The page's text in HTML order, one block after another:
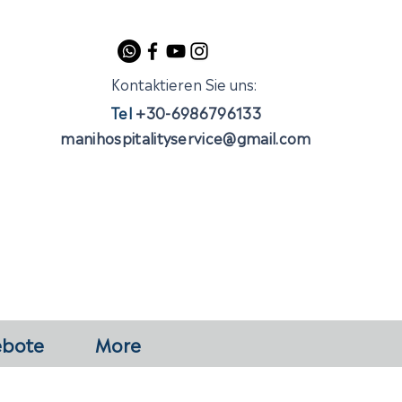
Kontaktieren Sie uns:
Tel +30-6986796133
manihospitalityservice@gmail.com
More